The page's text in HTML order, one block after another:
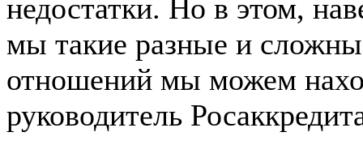
недостатки. Но в этом,
мы такие разные и
отношений мы можем
руководитель